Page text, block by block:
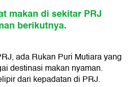
makan di sekitar PRJ
berikutnya.
ada Rukan Puri Mutiara yang
destinasi makan nyaman.
dari kepadatan di PRJ.